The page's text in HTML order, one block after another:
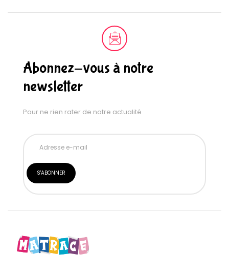
Abonnez-vous à notre
newsletter
Pour ne rien rater de notre actualité